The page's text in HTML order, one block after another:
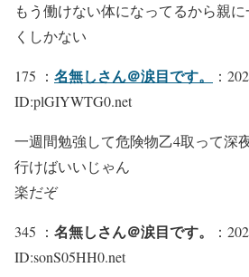
もう働けない体になってるから親
くしかない
175 ： 名無しさん＠涙目です。
：
ID:plGIYWTG0.net
一週間勉強して危険物乙4取って深
行けばいいじゃん
楽だぞ
345 ： 名無しさん＠涙目です。
：
ID:sonS05HH0.net